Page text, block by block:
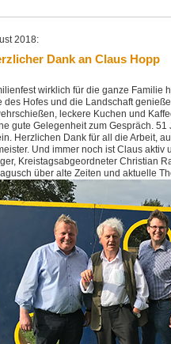
2018:
Dank an Claus Hopp
wirklich für die ganze Familie
des Hofes und die Landschaft
leckere Kuchen und
gute Gelegenheit zum Gespräch.
Herzlichen Dank für all die Arbeit,
Und immer noch ist Claus
Kreistagsabgeordneter Christian
über alte Zeiten und aktuelle